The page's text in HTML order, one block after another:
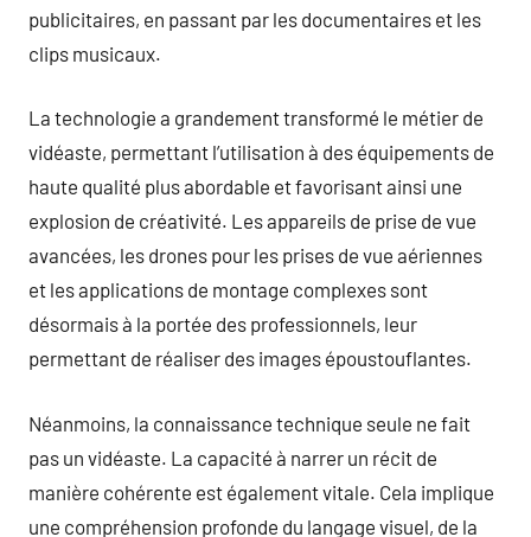
publicitaires, en passant par les documentaires et les
clips musicaux.
La technologie a grandement transformé le métier de
vidéaste, permettant l’utilisation à des équipements de
haute qualité plus abordable et favorisant ainsi une
explosion de créativité. Les appareils de prise de vue
avancées, les drones pour les prises de vue aériennes
et les applications de montage complexes sont
désormais à la portée des professionnels, leur
permettant de réaliser des images époustouflantes.
Néanmoins, la connaissance technique seule ne fait
pas un vidéaste. La capacité à narrer un récit de
manière cohérente est également vitale. Cela implique
une compréhension profonde du langage visuel, de la